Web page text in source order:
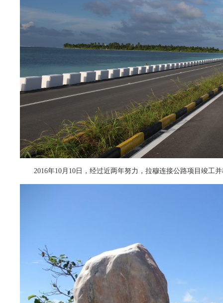
2016年10月10日，经过近两年努力，拉穆连接公路项目竣工